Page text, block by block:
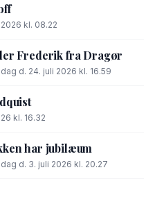
kl. 08.22
Frederik fra Dragør
d. 24. juli 2026 kl. 16.59
kl. 16.32
har jubilæum
d. 3. juli 2026 kl. 20.27